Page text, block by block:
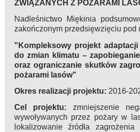
ZWIĄZANYCH Z POŻARAMI
Nadleśnictwo Miękinia
zakończonym przedsięwzięciu pod
"Kompleksowy projekt
do zmian klimatu –
oraz ograniczanie skutków
pożarami lasów"
Okres realizacji projektu: 2016-
Cel projektu: zmniejszenie
wywoływanych przez pożary w
lokalizowanie źródła